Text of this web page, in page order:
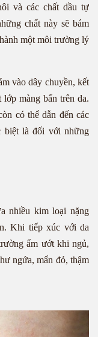
và các chất dầu tự
chất này sẽ bám
một môi trường lý
vào dây chuyền, kết
màng bẩn trên da.
có thể dẫn đến các
biệt là đối với những
nhiều kim loại nặng
Khi tiếp xúc với da
ẩm ướt khi ngủ,
ngứa, mẩn đỏ, thậm